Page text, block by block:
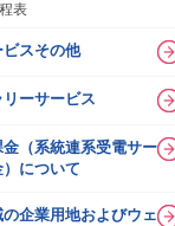
表
スその他
ーサービス
（系統連系受電サー
）について
企業用地およびウェ